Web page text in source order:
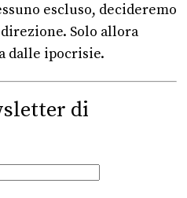
escluso, decideremo
Solo allora
dalle ipocrisie.
di